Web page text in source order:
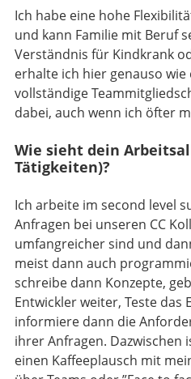
Ich habe eine hohe
und kann Familie mit Beruf
Verständnis für Kindkrank
erhalte ich hier genauso wie
vollständige
dabei, auch wenn ich öfter
Wie sieht dein
Tätigkeiten)?
Ich arbeite im second level
Anfragen bei unseren CC
umfangreicher sind und
meist dann auch
schreibe dann Konzepte,
Entwickler weiter, Teste das
informiere dann die
ihrer Anfragen. Dazwischen
einen Kaffeeplausch mit